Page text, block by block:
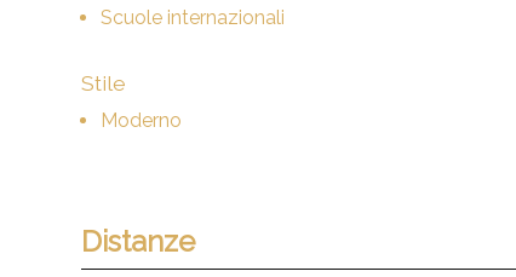
Scuole internazionali
Stile
Moderno
Distanze